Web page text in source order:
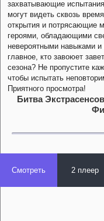
захватывающие
могут видеть сквозь
открытия и потрясающие
героями, обладающими
невероятными навыками
главное, кто завоюет
сезона? Не пропустите
чтобы испытать
Приятного просмотра!
Битва
Смотреть 2 плеер